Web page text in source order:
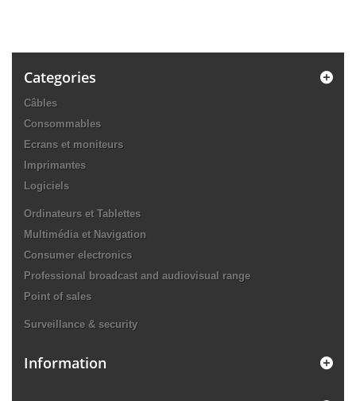
Categories
Câbles
Consommables
Ecrans et moniteurs
Imprimantes
Logiciels
Ordinateurs et Tablettes
Multimédia et Navigation
Consumer electronics
Professional broadcast and audiovisual range
Point of sales
Surveillance & security
Information